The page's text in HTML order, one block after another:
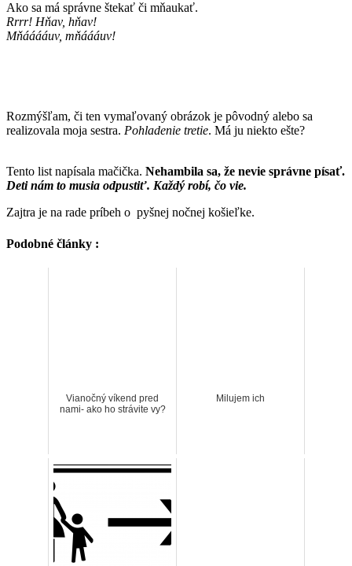
Ako sa má správne štekať či mňaukať.
Rrrr! Hňav, hňav!
Mňááááuv, mňáááuv!
Rozmýšľam, či ten vymaľovaný obrázok je pôvodný alebo sa
realizovala moja sestra. Pohladenie tretie. Má ju niekto ešte?
Tento list napísala mačička. Nehambila sa, že nevie správne písať.
Deti nám to musia odpustiť. Každý robí, čo vie.
Zajtra je na rade príbeh o pyšnej nočnej košieľke.
Podobné články :
Vianočný víkend pred
nami- ako ho strávite vy?
Milujem ich